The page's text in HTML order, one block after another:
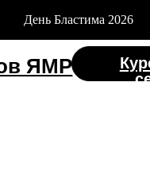
День Бластима 2026
Курс ФББ с 1
сентября